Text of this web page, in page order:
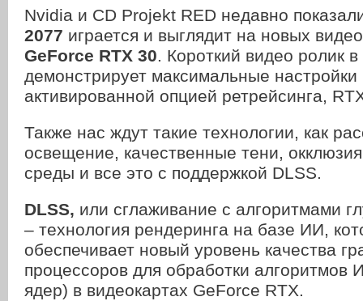
Nvidia и CD Projekt RED недавно
2077 играется и выглядит на новых
GeForce RTX 30. Короткий видео ролик
демонстрирует максимальные настройки
активированной опцией ретрейсинга,
Также нас ждут такие технологии, как
освещение, качественные тени,
среды и все это с поддержкой DLSS.
DLSS, или сглаживание с алгоритмами
– технология рендеринга на базе ИИ,
обеспечивает новый уровень качества
процессоров для обработки алгоритмов
ядер) в видеокартах GeForce RTX.